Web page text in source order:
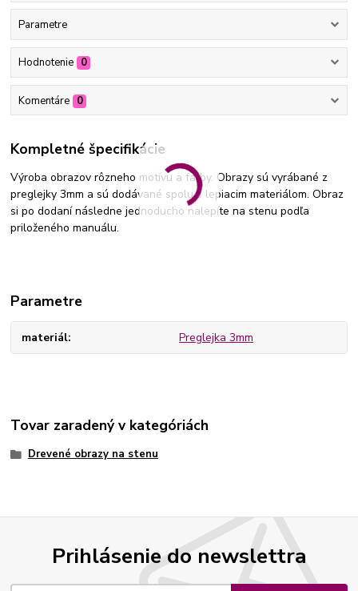
Parametre
Hodnotenie 0
Komentáre 0
Kompletné špecifikácie
Výroba obrazov rôzneho motívu a farby. Obrazy sú vyrábané z
preglejky 3mm a sú dodávané spolu s lepiacim materiálom. Obraz
si po dodaní následne jednoducho nalepíte na stenu podľa
priloženého manuálu.
Parametre
materiál Preglejka 3mm
Tovar zaradený v kategóriách
Drevené obrazy na stenu
Prihlásenie do newslettra